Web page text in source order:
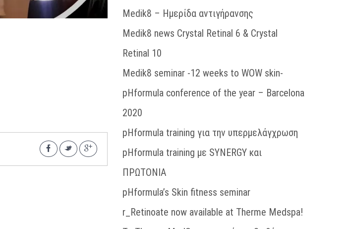
Medik8 – Ημερίδα αντιγήρανσης
Medik8 news Crystal Retinal 6 & Crystal
Retinal 10
Medik8 seminar -12 weeks to WOW skin-
pHformula conference of the year – Barcelona
2020
pHformula training για την υπερμελάγχρωση
pHformula training με SYNERGY και
ΠΡΩΤΟΝΙΑ
pHformula’s Skin fitness seminar
r_Retinoate now available at Therme Medspa!